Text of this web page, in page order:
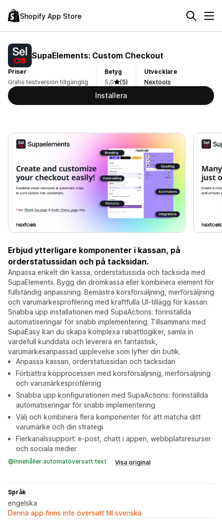
Shopify App Store
SupaElements: Custom Checkout
Priser
Gratis testversion tillgänglig
Betyg
5,0
(5)
Utvecklare
Nextools
Installera
Erbjud ytterligare komponenter i kassan, på
orderstatussidan och på tacksidan.
Anpassa enkelt din kassa, orderstatussida och tacksida med
SupaElements. Bygg din drömkassa eller kombinera element för
fullständig anpassning. Bemästra korsförsäljning, merförsäljning
och varumärkesprofilering med kraftfulla UI-tillägg för kassan.
Snabba upp installationen med SupaActions: förinställda
automatiseringar för snabb implementering. Tillsammans med
SupaEasy kan du skapa komplexa rabattlogiker, samla in
värdefull kunddata och leverera en fantastisk,
varumärkesanpassad upplevelse som lyfter din butik.
Anpassa kassan, orderstatussidan och tacksidan
Förbättra köpprocessen med korsförsäljning, merförsäljning
och varumärkesprofilering
Snabba upp konfigurationen med SupaActions: förinställda
automatiseringar för snabb implementering
Välj och kombinera flera komponenter för att matcha ditt
varumärke och din strategi
Flerkanalssupport: e-post, chatt i appen, webbplatsresurser
och sociala medier
Innehåller automatöversatt text Visa original
Språk
engelska
Denna app finns inte översatt till svenska